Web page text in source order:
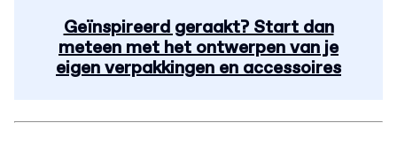
Geïnspireerd geraakt? Start dan
meteen met het ontwerpen van je
eigen verpakkingen en accessoires